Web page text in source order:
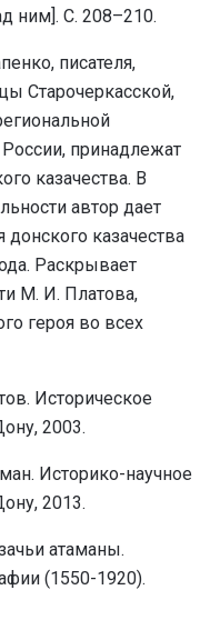
ним]. С. 208–210.
писателя,
Старочеркасской,
принадлежат
казачества. В
автор дает
казачества
Раскрывает
М. И. Платова,
героя во всех
Историческое
2003.
Историко-научное
2013.
атаманы.
(1550-1920).